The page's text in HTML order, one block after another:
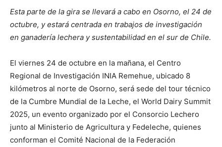
Esta parte de la gira se llevará a cabo en Osorno, el 24 de
octubre, y estará centrada en trabajos de investigación
en ganadería lechera y sustentabilidad en el sur de Chile.
El viernes 24 de octubre en la mañana, el Centro
Regional de Investigación INIA Remehue, ubicado 8
kilómetros al norte de Osorno, será sede del tour técnico
de la Cumbre Mundial de la Leche, el World Dairy Summit
2025, un evento organizado por el Consorcio Lechero
junto al Ministerio de Agricultura y Fedeleche, quienes
conforman el Comité Nacional de la Federación